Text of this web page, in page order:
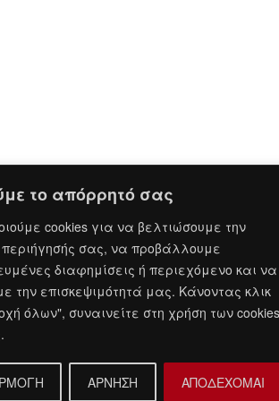
το απόρρητό σας
cookies για να βελτιώσουμε την
περιήγησής σας, να προβάλλουμε
διαφημίσεις ή περιεχόμενο και να
την επισκεψιμότητά μας. Κάνοντας κλικ
όλων", συναινείτε στη χρήση των cookies
ΑΡΝΗΣΗ ΑΠΟΔΕΧΟΜΑΙ